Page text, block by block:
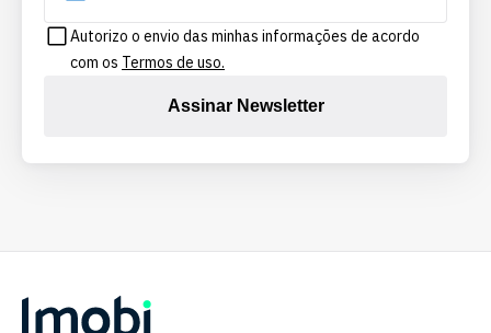
Autorizo o envio das minhas informações de acordo
com os Termos de uso.
Assinar Newsletter